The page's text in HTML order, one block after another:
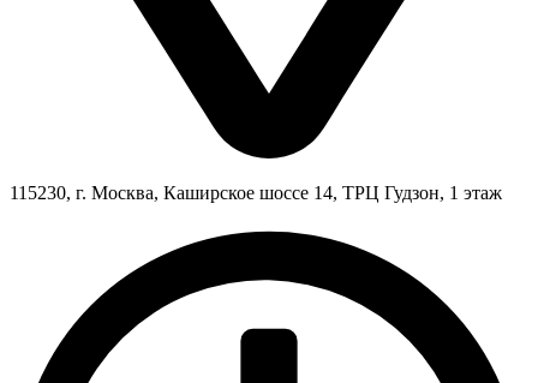
115230, г. Москва, Каширское шоссе 14, ТРЦ Гудзон, 1 этаж